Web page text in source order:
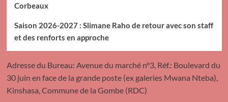
Corbeaux
Saison 2026-2027 : Slimane Raho de retour avec son staff
et des renforts en approche
Adresse du Bureau: Avenue du marché n°3, Réf.: Boulevard du
30 juin en face de la grande poste (ex galeries Mwana Nteba),
Kinshasa, Commune de la Gombe (RDC)